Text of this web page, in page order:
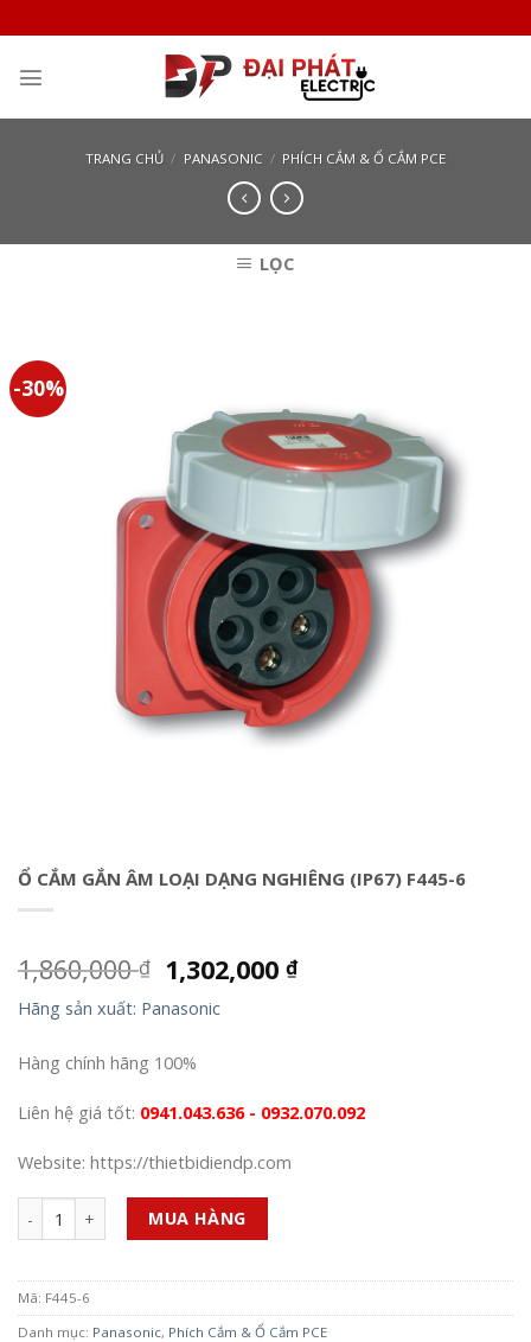
to
content
TRANG CHỦ / PANASONIC / PHÍCH CẮM & Ổ CẮM PCE
LỌC
-30%
Ổ CẮM GẮN ÂM LOẠI DẠNG NGHIÊNG (IP67) F445-6
1,860,000₫ 1,302,000₫
Hãng sản xuất: Panasonic
Hàng chính hãng 100%
Liên hệ giá tốt: 0941.043.636 - 0932.070.092
Website: https://thietbidiendp.com
Số lượng MUA HÀNG
Mã: F445-6
Danh mục: Panasonic, Phích Cắm & Ổ Cắm PCE